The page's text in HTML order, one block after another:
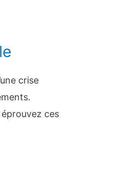
crise
éprouvez ces